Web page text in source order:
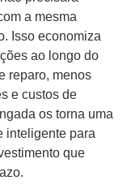
a mesma
Isso economiza
ao longo do
reparo, menos
e custos de
os torna uma
inteligente para
que